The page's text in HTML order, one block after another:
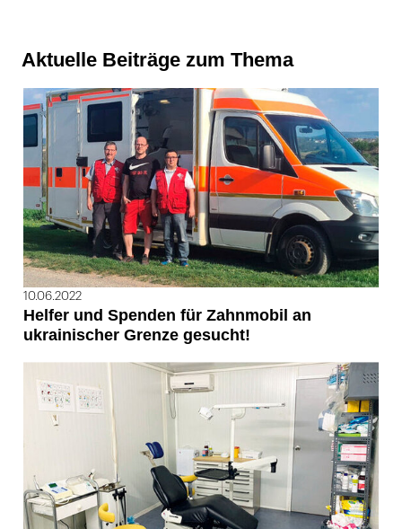
Aktuelle Beiträge zum Thema
10.06.2022
Helfer und Spenden für Zahnmobil an
ukrainischer Grenze gesucht!